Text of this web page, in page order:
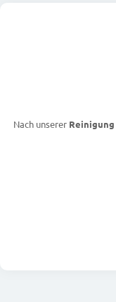
Nach unserer Reinigung